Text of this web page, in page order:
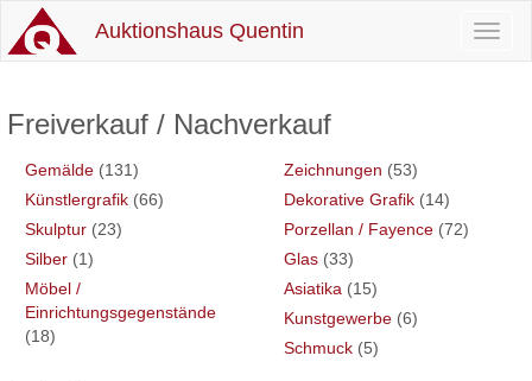
Auktionshaus Quentin
Freiverkauf / Nachverkauf
Gemälde (131) Zeichnungen (53)
Künstlergrafik (66) Dekorative Grafik (14)
Skulptur (23) Porzellan / Fayence (72)
Silber (1) Glas (33)
Möbel /
Einrichtungsgegenstände
(18)
Asiatika (15)
Kunstgewerbe (6)
Schmuck (5)